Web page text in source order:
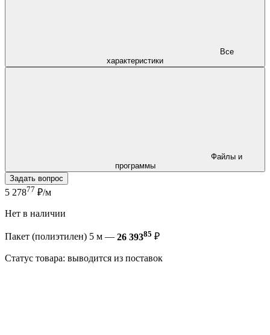
характеристики
программы
Задать вопрос
5 27877 ₽/м
Нет в наличии
Пакет (полиэтилен) 5 м — 26 39385 ₽
Статус товара: выводится из поставок